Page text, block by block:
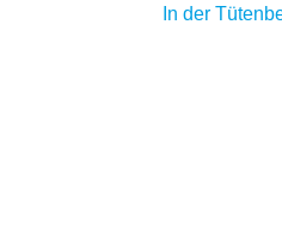
In der